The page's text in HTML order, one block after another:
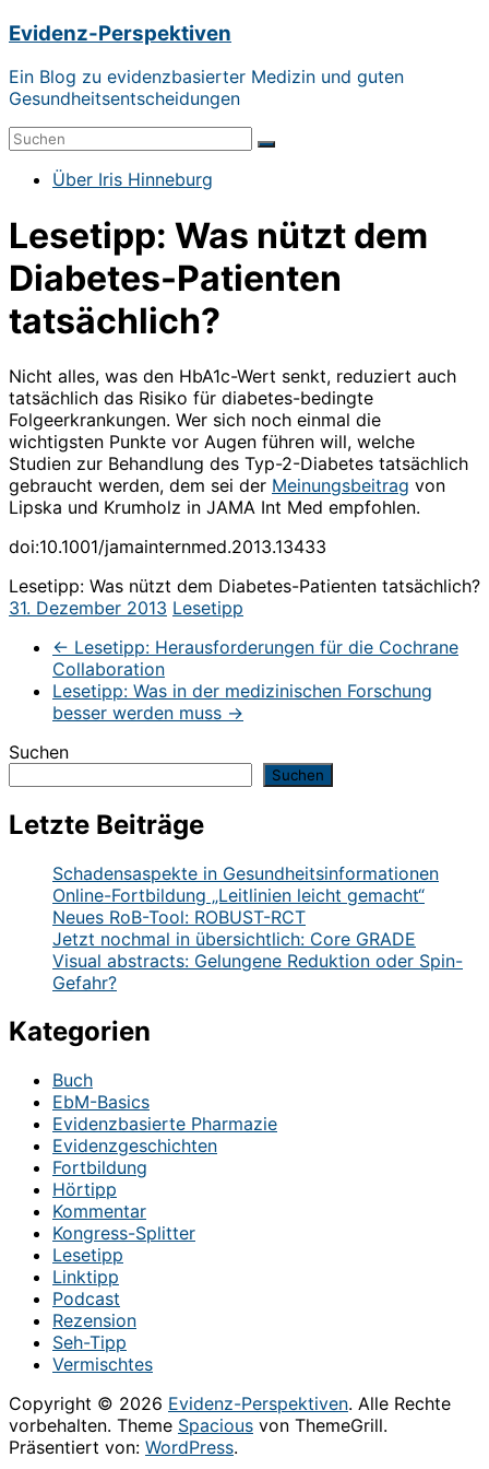
Zum
springen
Evidenz-Perspektiven
Ein Blog zu evidenzbasierter Medizin und guten
Gesundheitsentscheidungen
Menü Über Iris Hinneburg
Lesetipp: Was nützt dem
Diabetes-Patienten
tatsächlich?
Nicht alles, was den HbA1c-Wert senkt, reduziert auch
tatsächlich das Risiko für diabetes-bedingte
Folgeerkrankungen. Wer sich noch einmal die
wichtigsten Punkte vor Augen führen will, welche
Studien zur Behandlung des Typ-2-Diabetes tatsächlich
gebraucht werden, dem sei der Meinungsbeitrag von
Lipska und Krumholz in JAMA Int Med empfohlen.
doi:10.1001/jamainternmed.2013.13433
Lesetipp: Was nützt dem Diabetes-Patienten tatsächlich?
31. Dezember 2013 Lesetipp
← Lesetipp: Herausforderungen für die Cochrane
Collaboration
Lesetipp: Was in der medizinischen Forschung
besser werden muss →
Suchen
Suchen
Letzte Beiträge
Schadensaspekte in Gesundheitsinformationen
Online-Fortbildung „Leitlinien leicht gemacht“
Neues RoB-Tool: ROBUST-RCT
Jetzt nochmal in übersichtlich: Core GRADE
Visual abstracts: Gelungene Reduktion oder Spin-
Gefahr?
Kategorien
Buch
EbM-Basics
Evidenzbasierte Pharmazie
Evidenzgeschichten
Fortbildung
Hörtipp
Kommentar
Kongress-Splitter
Lesetipp
Linktipp
Podcast
Rezension
Seh-Tipp
Vermischtes
Copyright © 2026 Evidenz-Perspektiven. Alle Rechte
vorbehalten. Theme Spacious von ThemeGrill.
Präsentiert von: WordPress.